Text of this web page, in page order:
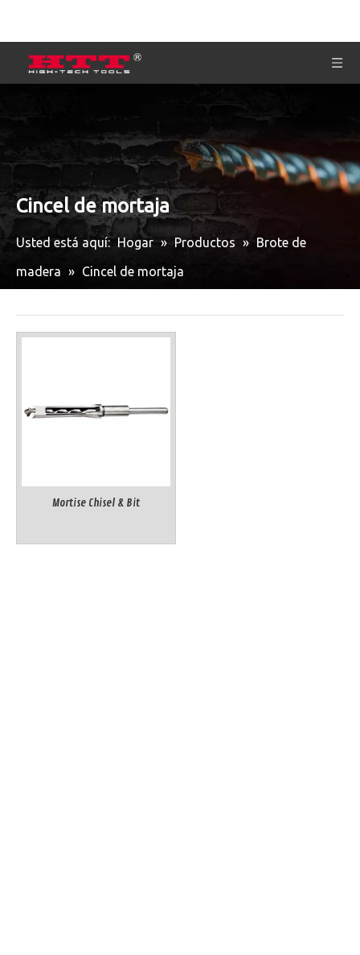
Cincel de mortaja
Usted está aquí: Hogar » Productos » Brote de
madera » Cincel de mortaja
Mortise Chisel & Bit